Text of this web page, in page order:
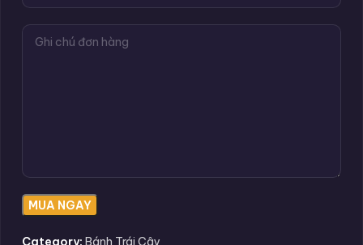
Category: Bánh Trái Cây